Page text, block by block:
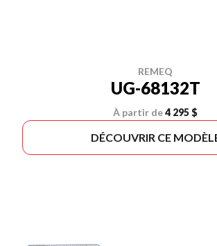
REMEQ
UG-68132T
À partir de4 295 $
DÉCOUVRIR CE